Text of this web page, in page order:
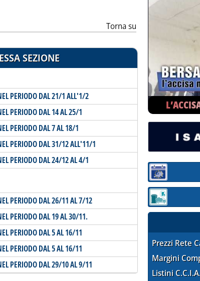
Torna su
SEZIONE
PERIODO DAL 21/1 ALL'1/2
PERIODO DAL 14 AL 25/1
PERIODO DAL 7 AL 18/1
PERIODO DAL 31/12 ALL'11/1
PERIODO DAL 24/12 AL 4/1
PERIODO DAL 26/11 AL 7/12
PERIODO DAL 19 AL 30/11.
PERIODO DAL 5 AL 16/11
PERIODO DAL 5 AL 16/11
PERIODO DAL 29/10 AL 9/11
Sezione:
Sezione:
Prezzi Rete
Margini
Listini